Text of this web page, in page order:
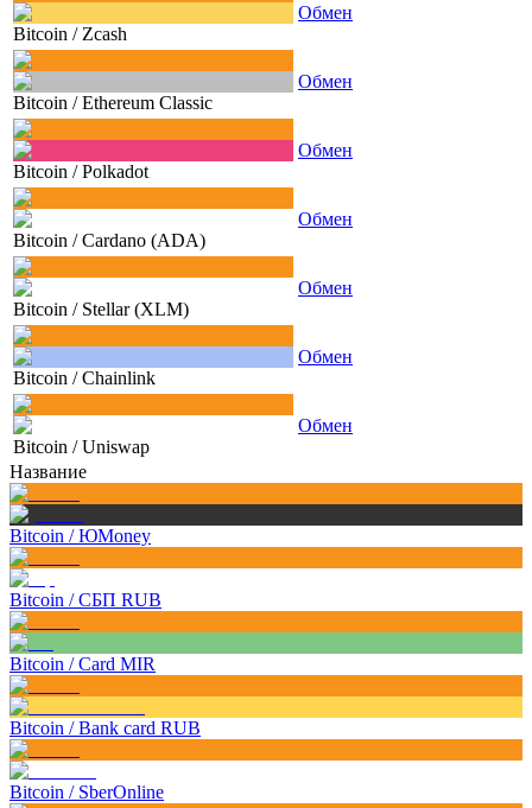
Bitcoin / Zcash
Обмен
Bitcoin /Ethereum Classic
Обмен
Bitcoin /Polkadot
Обмен
Bitcoin /Cardano (ADA)
Обмен
Bitcoin / Stellar (XLM)
Обмен
Bitcoin /Chainlink
Обмен
Bitcoin /Uniswap
Обмен
Название
Bitcoin /ЮMoney
Bitcoin /СБП RUB
Bitcoin /Card MIR
Bitcoin /Bank card RUB
Bitcoin / SberOnline